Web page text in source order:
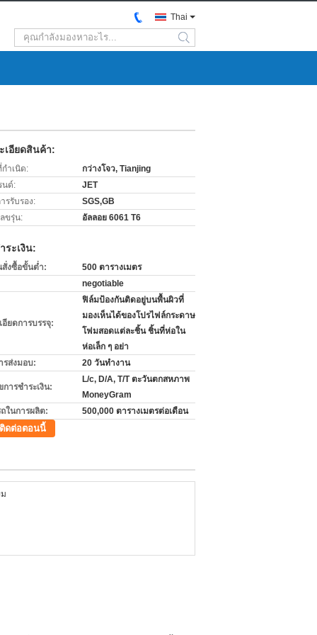
Thai
search
เอียดสินค้า:
ำเนิด:
กว่างโจว, Tianjing
นด์:
JET
รรับรอง:
SGS,GB
ขรุ่น:
อัลลอย 6061 T6
ระเงิน:
งซื้อขั้นต่ำ:
500 ตารางเมตร
negotiable
อียดการบรรจุ:
ฟิล์มป้องกันติดอยู่บนพื้นผิวที่
มองเห็นได้ของโปรไฟล์กระดาษ
โฟมสอดแต่ละชิ้น ชิ้นที่ห่อใน
ห่อเล็ก ๆ อย่า
รส่งมอบ:
20 วันทำงาน
การชำระเงิน:
L/c, D/A, T/T ตะวันตกสหภาพ
MoneyGram
ในการผลิต:
500,000 ตารางเมตรต่อเดือน
ติดต่อตอนนี้